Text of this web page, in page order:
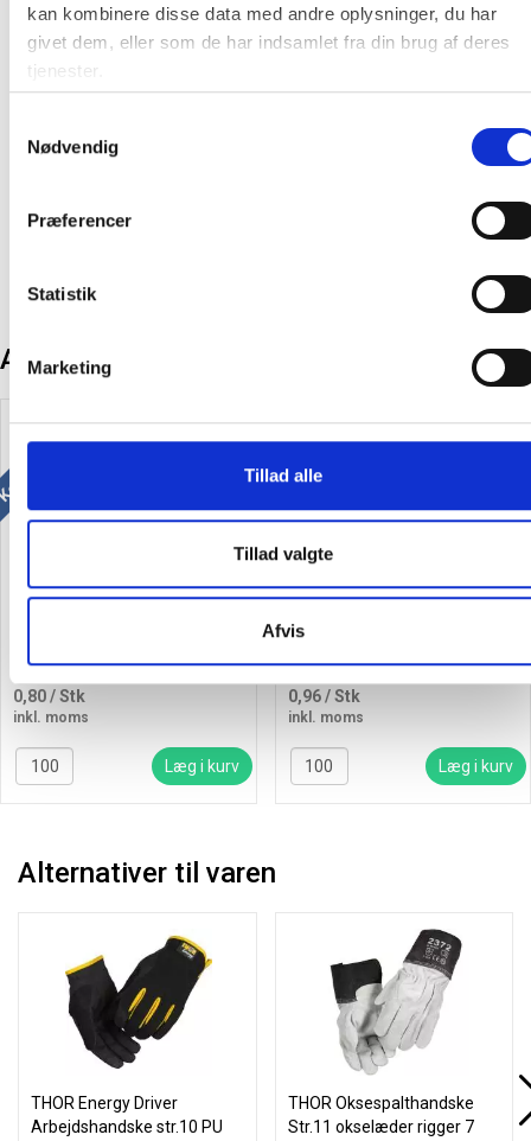
kan kombinere disse data med andre oplysninger, du har
givet dem, eller som de har indsamlet fra din brug af deres
tjenester.
Nødvendig
Præferencer
Statistik
Marketing
Tillad alle
Tillad valgte
Afvis
Farve: Grå
Producent: Øvrige
Fødevaresikkerhedsdatablad
Andre kunder købte også
mere og spar
Nitrilhandske Safe Light
0,80/ Stk
inkl. moms
Læg i kurv
Nitrilhandsker Classic
0,96/ Stk
inkl. moms
Læg i kurv
Alternativer til varen
THOR Energy Driver
Arbejdshandske str.10 PU
THOR Oksespalthandske
Str.11 okselæder rigger 7